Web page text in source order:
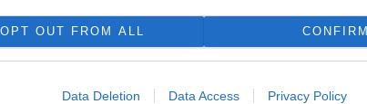
OPT OUT FROM ALL CONFIRM
Data Deletion Data Access Privacy Policy